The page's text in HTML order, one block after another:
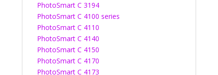
PhotoSmart C 3194
PhotoSmart C 4100 series
PhotoSmart C 4110
PhotoSmart C 4140
PhotoSmart C 4150
PhotoSmart C 4170
PhotoSmart C 4173